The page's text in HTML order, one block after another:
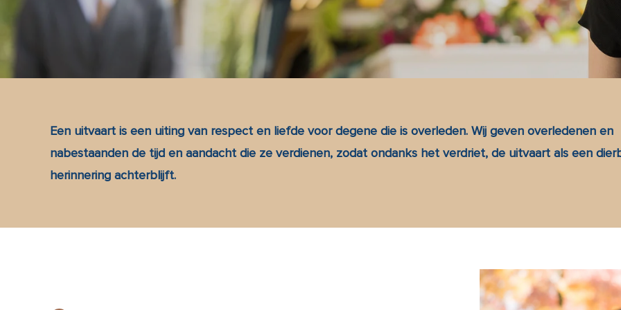
Een uitvaart is een uiting van respect en liefde voor degene die is overleden. Wij geven overledenen en
nabestaanden de tijd en aandacht die ze verdienen, zodat ondanks het verdriet, de uitvaart als een
herinnering achterblijft.